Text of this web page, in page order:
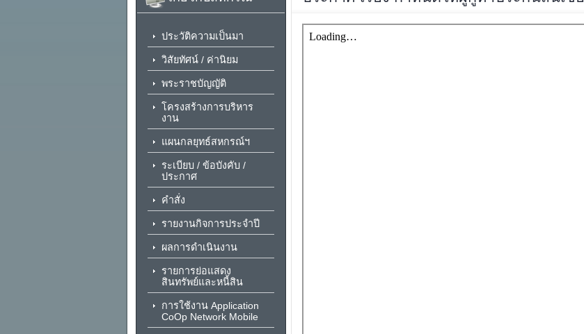
ประวัติความเป็นมา
วิสัยทัศน์ / ค่านิยม
พระราชบัญญัติ
โครงสร้างการบริหาร
งาน
แผนกลยุทธ์สหกรณ์ฯ
ระเบียบ / ข้อบังคับ /
ประกาศ
คำสั่ง
รายงานกิจการประจำปี
ผลการดำเนินงาน
รายการย่อแสดง
สินทรัพย์และหนี้สิน
การใช้งาน Application
CoOp Network Mobile